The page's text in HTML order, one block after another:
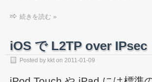
続きを読む »
iOS で L2TP over
Posted by kkt on 2011-01-09